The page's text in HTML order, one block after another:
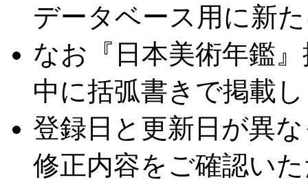
データベース用に新
なお『日本美術年鑑
中に括弧書きで掲載
登録日と更新日が異
修正内容をご確認い